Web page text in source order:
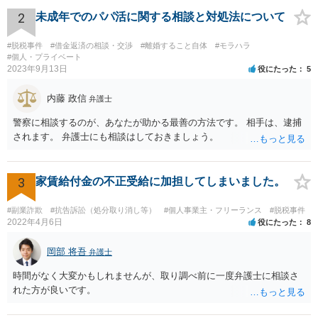
2 未成年でのパパ活に関する相談と対処法について
#脱税事件 #借金返済の相談・交渉 #離婚すること自体
#モラハラ
#個人・プライベート
2023年9月13日 役にたった 5
内藤 政信 弁護士
警察に相談するのが、あなたが助かる最善の方法です。 相手は、逮捕
されます。 弁護士にも相談はしておきましょう。
3 家賃給付金の不正受給に加担してしまいました。
#副業詐欺 #抗告訴訟（処分取り消し等） #個人事業主・フリーランス #脱税事件
2022年4月6日 役にたった 8
岡部 将吾 弁護士
時間がなく大変かもしれませんが、取り調べ前に一度弁護士に相談さ
れた方が良いです。